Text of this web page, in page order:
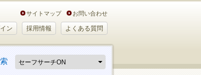
サイトマップ お問い合わせ
ン 採用情報 よくある質問